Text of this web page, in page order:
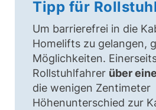
Tipp für
Um barrierefrei in die
Homelifts zu gelangen,
Möglichkeiten.
Rollstuhlfahrer über
die wenigen Zentimeter
Höhenunterschied zur